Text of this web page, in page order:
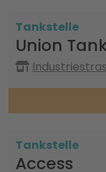
Tankstelle
Union
Tankstelle
Access